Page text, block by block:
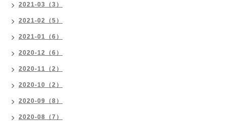
2021-03（3）
2021-02（5）
2021-01（6）
2020-12（6）
2020-11（2）
2020-10（2）
2020-09（8）
2020-08（7）